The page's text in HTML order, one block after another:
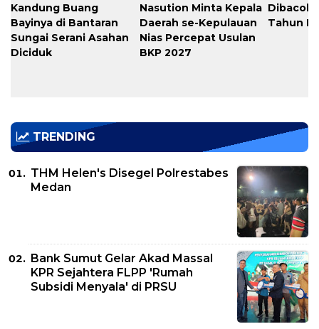
Kandung Buang
Bayinya di Bantaran
Sungai Serani Asahan
Diciduk
Nasution Minta Kepala
Daerah se-Kepulauan
Nias Percepat Usulan
BKP 2027
Dibacok,
Tahun
TRENDING
THM Helen's Disegel Polrestabes
Medan
Bank Sumut Gelar Akad Massal
KPR Sejahtera FLPP 'Rumah
Subsidi Menyala' di PRSU